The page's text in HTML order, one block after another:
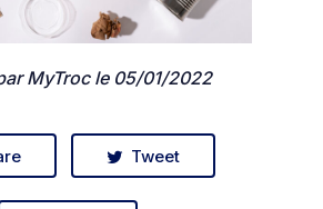
MyTroc le 05/01/2022
Tweet